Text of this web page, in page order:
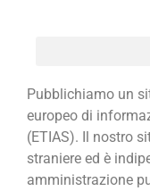
Pubblichiamo un
europeo di
(ETIAS). Il nostro
straniere ed è
amministrazione